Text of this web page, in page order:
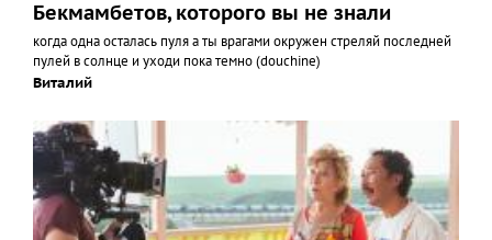
Бекмамбетов, которого вы не знали
когда одна осталась пуля а ты врагами окружен стреляй последней
пулей в солнце и уходи пока темно (douchine)
Виталий